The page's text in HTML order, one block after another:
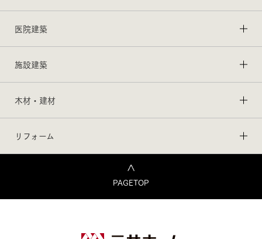
医院建築
施設建築
木材・建材
リフォーム
PAGETOP